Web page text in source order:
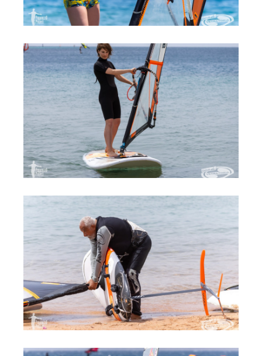
Фотки
Видео
Места катания
Наши Станции
Ветратория.Вьетнам
Ветратория Россия
Ветратория.Египет
Цены
Обучение виндсерфингу
Прокат оборудования
Прокат Винг Фоил
Продажа оборудования
Система скидок
Обучение кайтсерфингу
Контакты